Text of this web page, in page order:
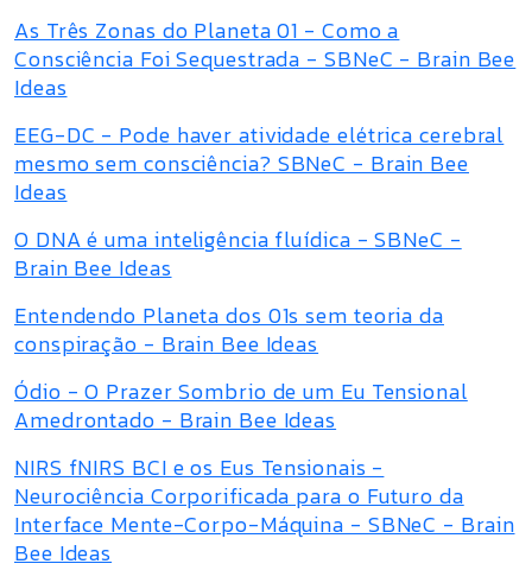
As Três Zonas do Planeta 01 - Como a
Consciência Foi Sequestrada - SBNeC - Brain Bee
Ideas
EEG-DC - Pode haver atividade elétrica cerebral
mesmo sem consciência? SBNeC - Brain Bee
Ideas
O DNA é uma inteligência fluídica - SBNeC -
Brain Bee Ideas
Entendendo Planeta dos 01s sem teoria da
conspiração - Brain Bee Ideas
Ódio - O Prazer Sombrio de um Eu Tensional
Amedrontado - Brain Bee Ideas
NIRS fNIRS BCI e os Eus Tensionais -
Neurociência Corporificada para o Futuro da
Interface Mente-Corpo-Máquina - SBNeC - Brain
Bee Ideas